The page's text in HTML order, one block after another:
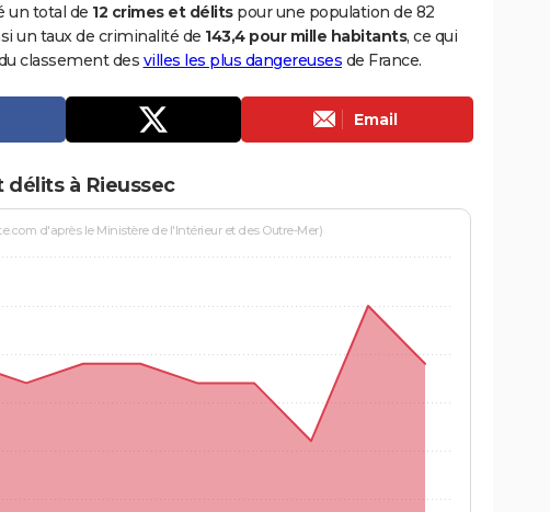
un total de 12 crimes et délitspour une population de 82
un taux de criminalité de 143,4 pour mille habitants, ce qui
classement des villes les plus dangereuses de France.
Email
à Rieussec
d'après le Ministère de l'Intérieur et des Outre-Mer)